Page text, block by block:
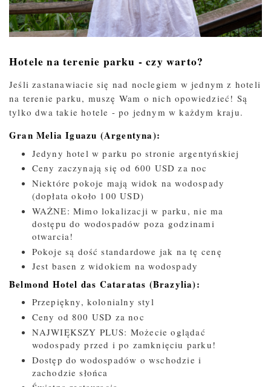
Hotele na terenie parku - czy warto?
Jeśli zastanawiacie się nad noclegiem w jednym z hoteli
na terenie parku, muszę Wam o nich opowiedzieć! Są
tylko dwa takie hotele - po jednym w każdym kraju.
Gran Melia Iguazu (Argentyna):
Jedyny hotel w parku po stronie argentyńskiej
Ceny zaczynają się od 600 USD za noc
Niektóre pokoje mają widok na wodospady
(dopłata około 100 USD)
WAŻNE: Mimo lokalizacji w parku, nie ma
dostępu do wodospadów poza godzinami
otwarcia!
Pokoje są dość standardowe jak na tę cenę
Jest basen z widokiem na wodospady
Belmond Hotel das Cataratas (Brazylia):
Przepiękny, kolonialny styl
Ceny od 800 USD za noc
NAJWIĘKSZY PLUS: Możecie oglądać
wodospady przed i po zamknięciu parku!
Dostęp do wodospadów o wschodzie i
zachodzie słońca